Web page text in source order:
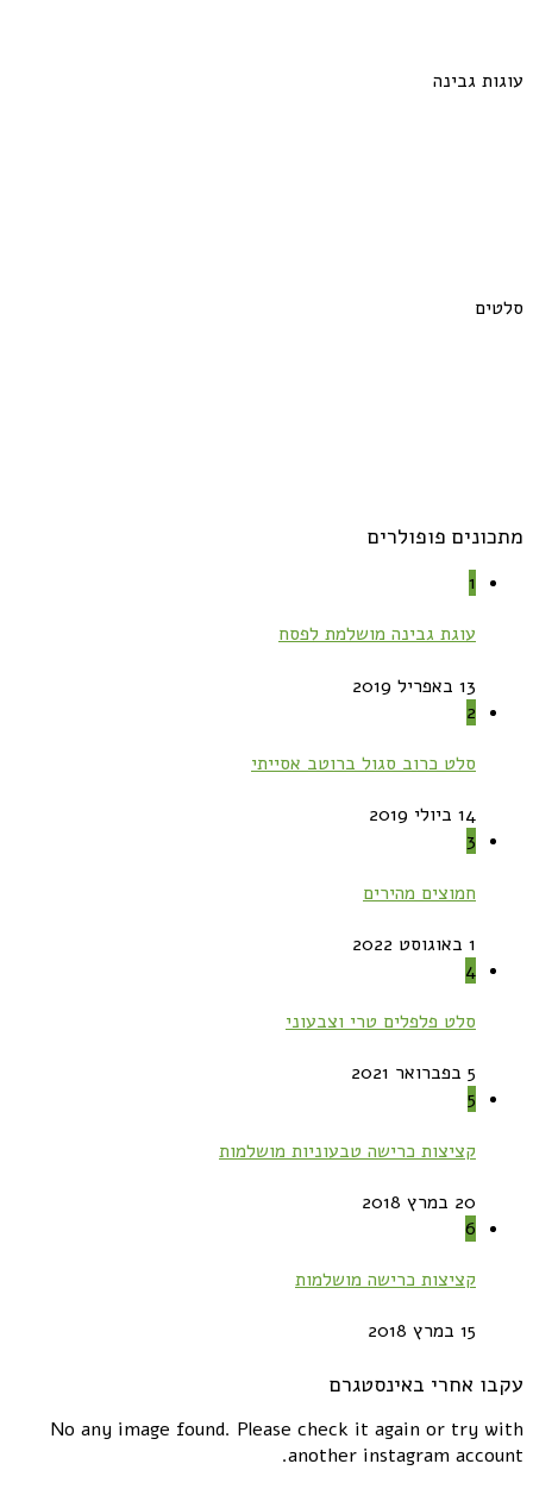
עוגות גבינה
סלטים
מתכונים פופולרים
1
עוגת גבינה מושלמת לפסח
13 באפריל 2019
2
סלט כרוב סגול ברוטב אסייתי
14 ביולי 2019
3
חמוצים מהירים
1 באוגוסט 2022
4
סלט פלפלים טרי וצבעוני
5 בפברואר 2021
5
קציצות כרישה טבעוניות מושלמות
20 במרץ 2018
6
קציצות כרישה מושלמות
15 במרץ 2018
עקבו אחרי באינסטגרם
No any image found. Please check it again or try with
another instagram account.